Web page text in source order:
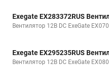
Exegate EX283372RUS
Вентилятор 12В DC ExeGate
Exegate EX295235RUS
Вентилятор 12В DC ExeGate